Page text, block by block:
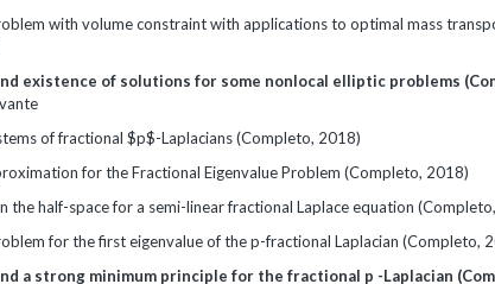
with volume constraint with applications to optimal mass
existence of solutions for some nonlocal elliptic problems
of fractional $p$-Laplacians (Completo, 2018)
for the Fractional Eigenvalue Problem (Completo, 2018)
the half-space for a semi-linear fractional Laplace equation
for the first eigenvalue of the p-fractional Laplacian (Completo,
a strong minimum principle for the fractional p -Laplacian